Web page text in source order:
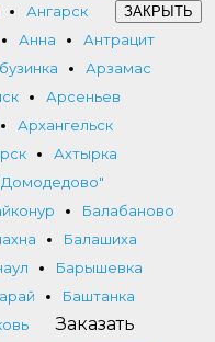
Ангарск
Анна
Антрацит
Арзамас
Арсеньев
Архангельск
Ахтырка
Балабаново
Балашиха
Барышевка
Баштанка
ЗАКРЫТЬ
Заказать